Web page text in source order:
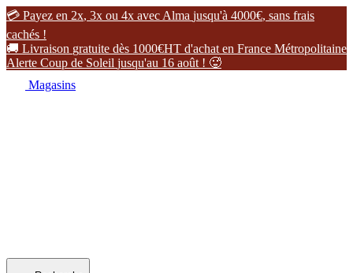
 Payez en 2x, 3x ou 4x avec Alma jusqu'à 4000€, sans frais
cachés !
 Livraison gratuite dès 1000€HT d'achat en France Métropolitaine
Alerte Coup de Soleil jusqu'au 16 août ! 
Magasins